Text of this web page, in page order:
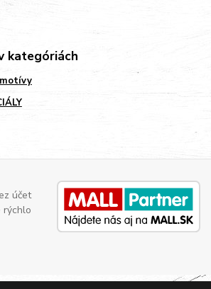
kategóriách
motívy
účet
rýchlo